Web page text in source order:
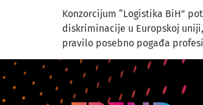
Konzorcijum “Logistika BiH”
diskriminacije u Europskoj
pravilo posebno pogađa